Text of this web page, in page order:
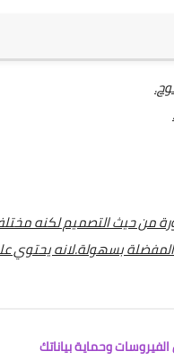
من حيث التصميم لكنه
بسهولة.لانه يحتوي
وحماية بياناتك